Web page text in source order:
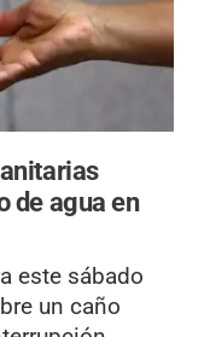
de agua en
este sábado
un caño